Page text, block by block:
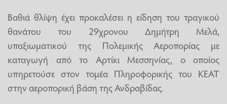
Βαθιά θλίψη έχει προκαλέσει η είδηση του τραγικού
θανάτου του 29χρονου Δημήτρη Μελά,
υπαξιωματικού της Πολεμικής Αεροπορίας με
καταγωγή από το Αρτίκι Μεσσηνίας, ο οποίος
υπηρετούσε στον τομέα Πληροφορικής του ΚΕΑΤ
στην αεροπορική βάση της Ανδραβίδας.